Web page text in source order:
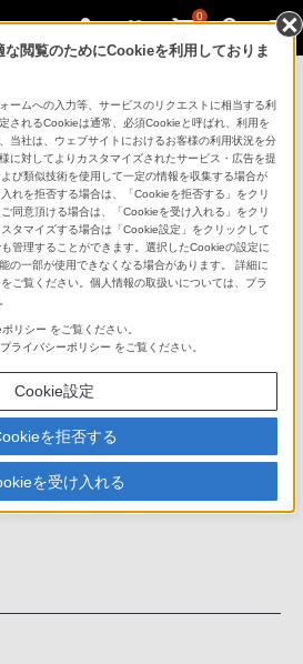
0
ご利用ガイド
ニーストアのご利用方法・サービ
内しております。
内
トア取次店）のご案内
ビス
、設置・設定サービスなど）
について
閲覧のためにCookieを利用しておりま
ームへの入力等、サービスのリクエストに相当する利
されるCookieは通常、必須Cookieと呼ばれ、利用を
当社は、ウェブサイトにおけるお客様の利用状況を分
に対してよりカスタマイズされたサービス・広告を提
び類似技術を使用して一定の情報を収集する場合が
れを拒否する場合は、「Cookieを拒否する」をクリ
同意頂ける場合は、「Cookieを受け入れる」をクリ
タマイズする場合は「Cookie設定」をクリックして
管理することができます。選択したCookieの設定に
の一部が使用できなくなる場合があります。 詳細に
ご覧ください。個人情報の取扱いについては、プラ
リシー をご覧ください。
プライバシーポリシー をご覧ください。
Cookie設定
を拒否する
を受け入れる